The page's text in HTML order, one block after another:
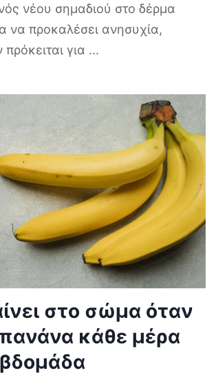
νέου σημαδιού στο δέρμα
να προκαλέσει ανησυχία,
πρόκειται για ...
στο σώμα όταν
κάθε μέρα